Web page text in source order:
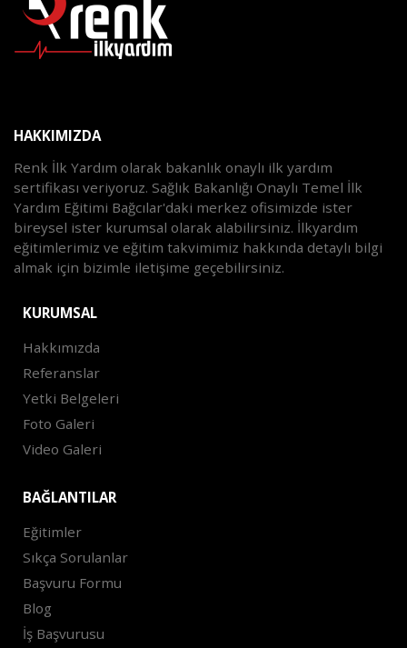
HAKKIMIZDA
Renk İlk Yardım olarak bakanlık onaylı ilk yardım
sertifikası veriyoruz. Sağlık Bakanlığı Onaylı Temel İlk
Yardım Eğitimi Bağcılar'daki merkez ofisimizde ister
bireysel ister kurumsal olarak alabilirsiniz. İlkyardım
eğitimlerimiz ve eğitim takvimimiz hakkında detaylı bilgi
almak için bizimle iletişime geçebilirsiniz.
KURUMSAL
Hakkımızda
Referanslar
Yetki Belgeleri
Foto Galeri
Video Galeri
BAĞLANTILAR
Eğitimler
Sıkça Sorulanlar
Başvuru Formu
Blog
İş Başvurusu